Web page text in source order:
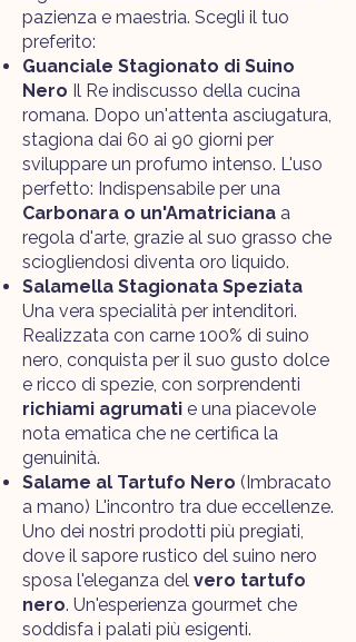
pazienza e maestria. Scegli il tuo
preferito:
Guanciale Stagionato di Suino
Nero Il Re indiscusso della cucina
romana. Dopo un'attenta asciugatura,
stagiona dai 60 ai 90 giorni per
sviluppare un profumo intenso. L'uso
perfetto: Indispensabile per una
Carbonara o un'Amatriciana a
regola d'arte, grazie al suo grasso che
sciogliendosi diventa oro liquido.
Salamella Stagionata Speziata
Una vera specialità per intenditori.
Realizzata con carne 100% di suino
nero, conquista per il suo gusto dolce
e ricco di spezie, con sorprendenti
richiami agrumati e una piacevole
nota ematica che ne certifica la
genuinità.
Salame al Tartufo Nero (Imbracato
a mano) L'incontro tra due eccellenze.
Uno dei nostri prodotti più pregiati,
dove il sapore rustico del suino nero
sposa l'eleganza del vero tartufo
nero. Un'esperienza gourmet che
soddisfa i palati più esigenti.